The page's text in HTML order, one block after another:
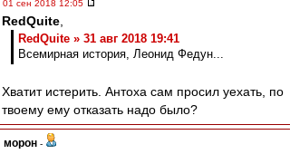
01 сен 2018 12:05
RedQuite
RedQuite » 31 авг 2018 19:41
Всемирная история, Леонид Федун...
Хватит истерить. Антоха сам просил уехать, по
твоему ему отказать надо было?
морон -